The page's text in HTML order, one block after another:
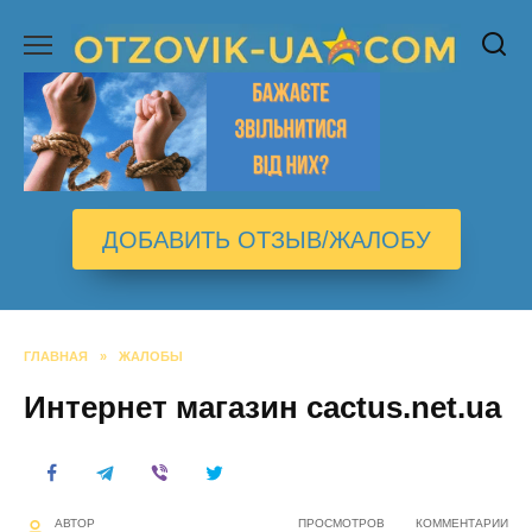
содержанию
ДОБАВИТЬ ОТЗЫВ/ЖАЛОБУ
ГЛАВНАЯ » ЖАЛОБЫ
Интернет магазин cactus.net.ua
АВТОР ПРОСМОТРОВ КОММЕНТАРИИ